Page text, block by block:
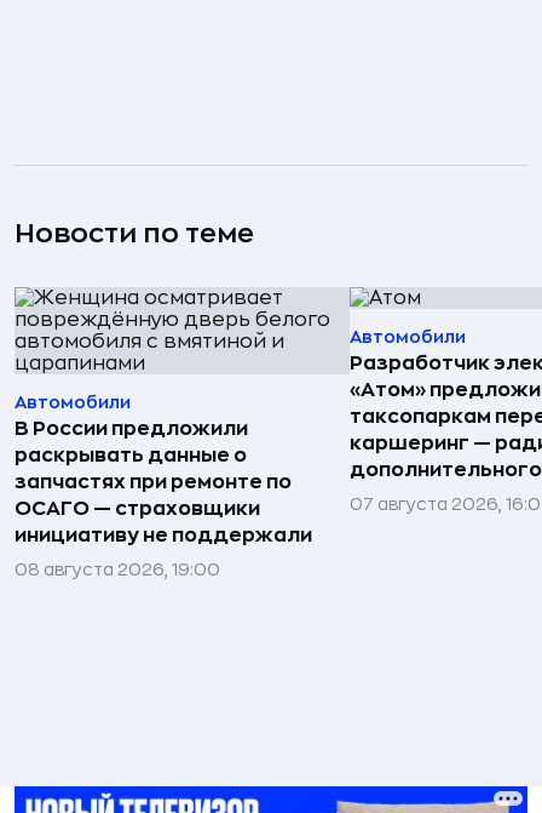
Новости по теме
Автомобили
В России предложили
раскрывать данные о
запчастях при ремонте по
ОСАГО — страховщики
инициативу не поддержали
08 августа 2026, 19:00
Автомобили
Разработчик
«Атом»
таксопаркам
каршеринг —
07 августа 2026,